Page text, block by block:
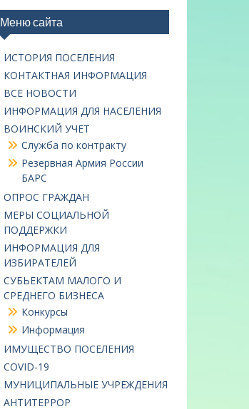
Меню сайта
ИСТОРИЯ ПОСЕЛЕНИЯ
КОНТАКТНАЯ ИНФОРМАЦИЯ
ВСЕ НОВОСТИ
ИНФОРМАЦИЯ ДЛЯ НАСЕЛЕНИЯ
ВОИНСКИЙ УЧЕТ
Служба по контракту
Резервная Армия России
БАРС
ОПРОС ГРАЖДАН
МЕРЫ СОЦИАЛЬНОЙ
ПОДДЕРЖКИ
ИНФОРМАЦИЯ ДЛЯ
ИЗБИРАТЕЛЕЙ
СУБЬЕКТАМ МАЛОГО И
СРЕДНЕГО БИЗНЕСА
Конкурсы
Информация
ИМУЩЕСТВО ПОСЕЛЕНИЯ
COVID-19
МУНИЦИПАЛЬНЫЕ УЧРЕЖДЕНИЯ
АНТИТЕРРОР